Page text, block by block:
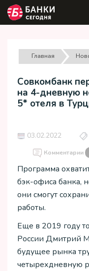
Главная
Совкомбанк
на 4-дневную
5* отеля в
03.02.2022
Комментарии
Программа
бэк-офиса банка,
они смогут
работы.
Еще в 2019 году
России Дмитрий
будущее рынка
четырехдневную